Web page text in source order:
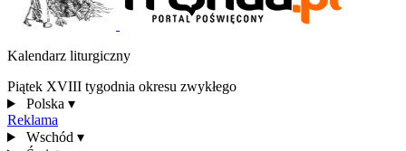
Kalendarz liturgiczny
Piątek XVIII tygodnia okresu zwykłego
Polska ▾
Reklama
Wschód ▾